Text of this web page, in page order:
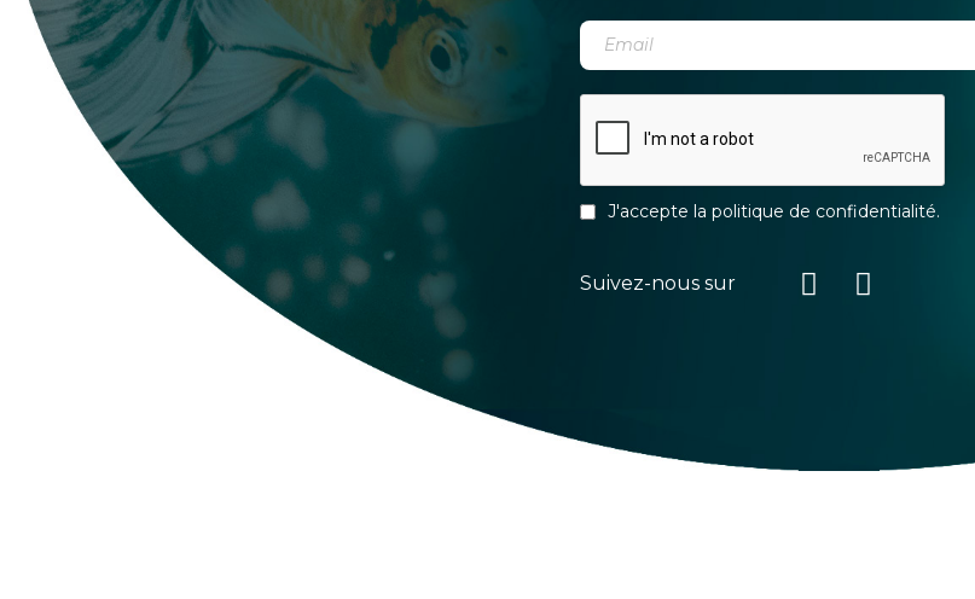
J'accepte la politique de confidentialité.
Suivez-nous sur